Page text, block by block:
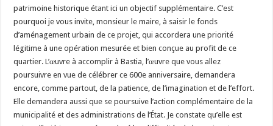
patrimoine historique étant ici un objectif supplémentaire. C’est
pourquoi je vous invite, monsieur le maire, à saisir le fonds
d’aménagement urbain de ce projet, qui accordera une priorité
légitime à une opération mesurée et bien conçue au profit de ce
quartier. L’œuvre à accomplir à Bastia, l’œuvre que vous allez
poursuivre en vue de célébrer ce 600e anniversaire, demandera
encore, comme partout, de la patience, de l’imagination et de l’effort.
Elle demandera aussi que se poursuive l’action complémentaire de la
municipalité et des administrations de l’État. Je constate qu’elle est